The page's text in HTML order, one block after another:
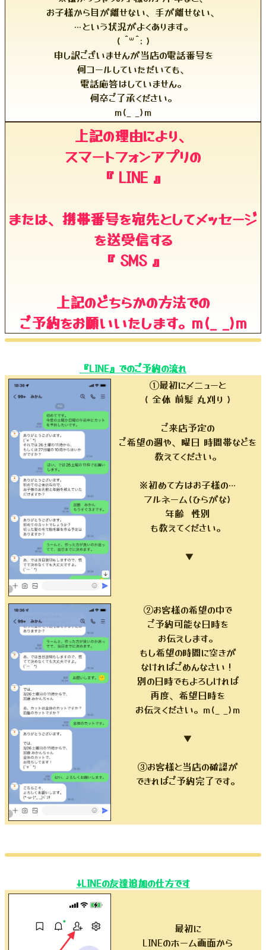
お子様から目が離せない、手が離せない、
…という状況がよくあります。
( ˆ꒳ˆ; )
申し訳ございませんが当店の電話番号を
何コールしていただいても、
電話応答はしていません。
何卒ご了承ください。
m(_ _)m
上記の理由により、
スマートフォンアプリの
『 LINE 』
または、携帯番号を宛先としてメッセージ
を送受信する
『 SMS 』
上記のどちらかの方法での
ご予約をお願いいたします。m(_ _)m
『LINE』でのご予約の流れ
①最初にメニューと
( 全体 前髪 丸刈り )
ご来店予定の
ご希望の週や、曜日 時間帯などを
教えてください。
※初めて方はお子様の…
フルネーム(ひらがな)
年齢 性別
も教えてください。
▼
②お客様の希望の中で
ご予約可能な日時を
お伝えします。
もし希望の時間に空きが
なければごめんなさい！
別の日時でもよろしければ
再度、希望日時を
お伝えください。m(_ _)m
▼
③お客様と当店の確認が
できればご予約完了です。
↓LINEの友達追加の仕方です
最初に
LINEのホーム画面から